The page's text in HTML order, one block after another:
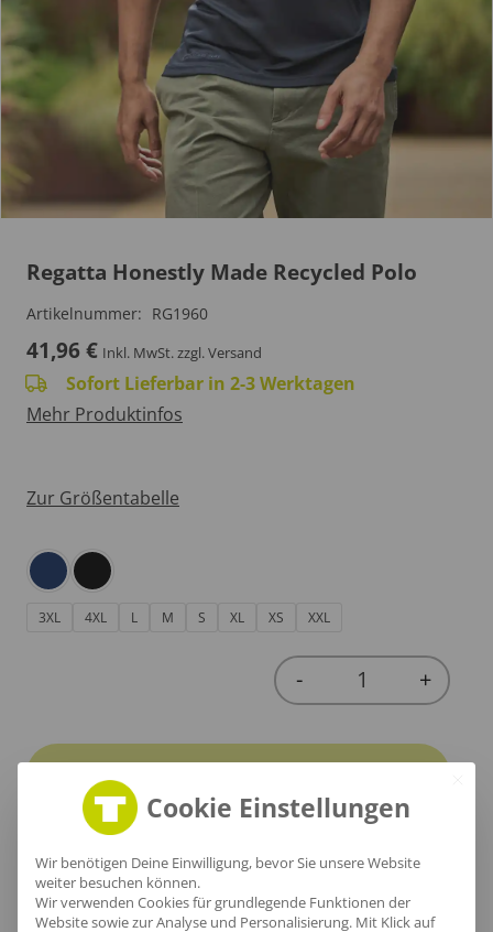
Regatta Honestly Made Recycled Polo
Artikelnummer: RG1960
41,96 € Inkl. MwSt.zzgl. Versand
Sofort Lieferbar in 2-3 Werktagen
Mehr Produktinfos
Zur Größentabelle
3XL 4XL L M S XL XS XXL
Quantity
- +
Produktinfo
Cookie Einstellungen
Wir benötigen Deine Einwilligung, bevor Sie unsere Website
weiter besuchen können.
Wir verwenden Cookies für grundlegende Funktionen der
Website sowie zur Analyse und Personalisierung. Mit Klick auf